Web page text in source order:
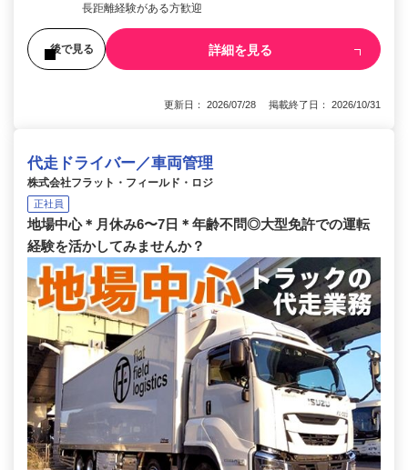
長距離経験がある方歓迎
後で見る 詳細を見る
更新日： 2026/07/28 掲載終了日： 2026/10/31
代走ドライバー／車両管理
株式会社フラット・フィールド・ロジ
正社員
地場中心＊月休み6〜7日＊年齢不問◎大型免許での運転
経験を活かしてみませんか？